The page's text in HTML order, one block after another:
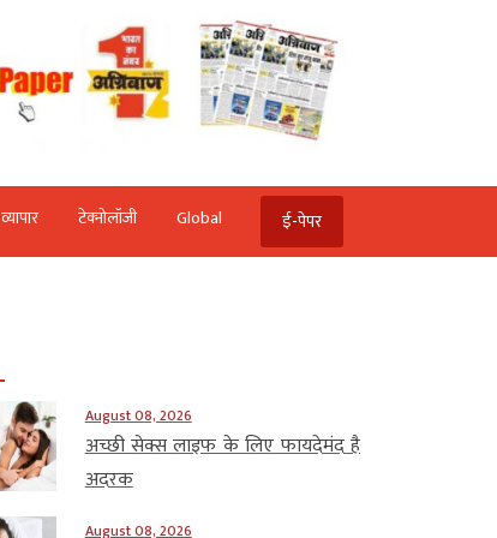
व्‍यापार टेक्‍नोलॉजी Global ई-पेपर
August 08, 2026
अच्छी सेक्स लाइफ के लिए फायदेमंद है
अदरक
August 08, 2026